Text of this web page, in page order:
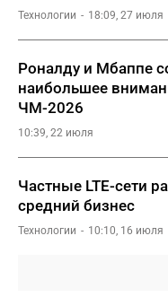
Технологии 18:09, 27 июля
Роналду и Мбаппе
наибольшее
ЧМ-2026
10:39, 22 июля
Частные LTE-сети
средний бизнес
Технологии 10:10, 16 июля